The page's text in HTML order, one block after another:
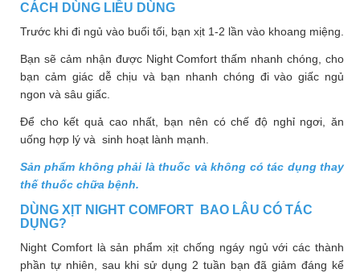
CÁCH DÙNG LIỀU DÙNG
Trước khi đi ngủ vào buổi tối, bạn xịt 1-2 lần vào khoang miệng.
Bạn sẽ cảm nhận được Night Comfort thấm nhanh chóng, cho
bạn cảm giác dễ chịu và bạn nhanh chóng đi vào giấc ngủ
ngon và sâu giấc.
Để cho kết quả cao nhất, bạn nên có chế độ nghỉ ngơi, ăn
uống hợp lý và sinh hoạt lành mạnh.
Sản phẩm không phải là thuốc và không có tác dụng thay
thế thuốc chữa bệnh.
DÙNG XỊT NIGHT COMFORT BAO LÂU CÓ TÁC
DỤNG?
Night Comfort là sản phẩm xịt chống ngáy ngủ với các thành
phần tự nhiên, sau khi sử dụng 2 tuần bạn đã giảm đáng kể